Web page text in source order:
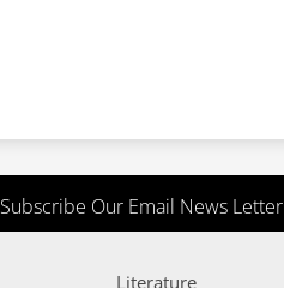
Subscribe Our Email News Letter
Literature